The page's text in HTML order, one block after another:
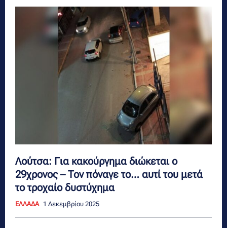
Λούτσα: Για κακούργημα διώκεται ο
29χρονος – Τον πόναγε το… αυτί του μετά
το τροχαίο δυστύχημα
ΕΛΛΑΔΑ 1 Δεκεμβρίου 2025